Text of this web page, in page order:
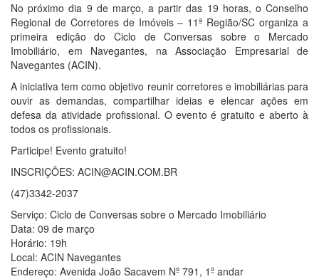
No próximo dia 9 de março, a partir das 19 horas, o Conselho
Regional de Corretores de Imóveis – 11ª Região/SC organiza a
primeira edição do Ciclo de Conversas sobre o Mercado
Imobiliário, em Navegantes, na Associação Empresarial de
Navegantes (ACIN).
A iniciativa tem como objetivo reunir corretores e imobiliárias para
ouvir as demandas, compartilhar ideias e elencar ações em
defesa da atividade profissional. O evento é gratuito e aberto à
todos os profissionais.
Participe! Evento gratuito!
INSCRIÇÕES: ACIN@ACIN.COM.BR
(47)3342-2037
Serviço: Ciclo de Conversas sobre o Mercado Imobiliário
Data: 09 de março
Horário: 19h
Local: ACIN Navegantes
Endereço: Avenida João Sacavem Nº 791, 1º andar